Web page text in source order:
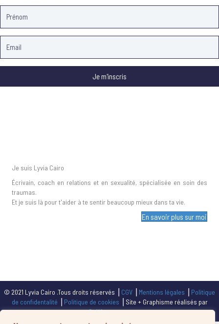
Je m'inscris
Je suis Lyvia Cairo
Écrivain, coach en relations et en sexualité, spécialisée en soin des
traumas.
Et je suis là pour t'aider à te sentir beaucoup mieux dans ta vie.
En savoir plus sur moi
© 2021 Lyvia Cairo .Tous droits réservés ⎥ CGV Mentions légales
Politique
de confidentalité
Politique de cookies ⎥ Site + Graphisme réalisés par
Calliframe.com